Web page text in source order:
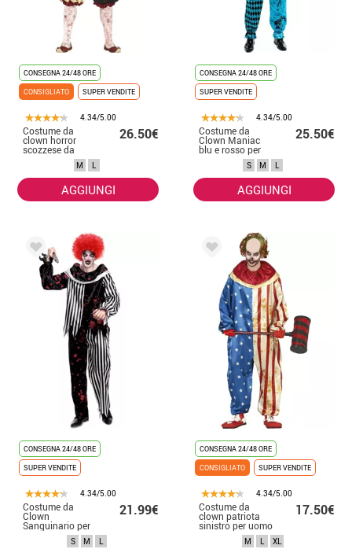
CONSEGNA 24/48 ORE
CONSIGLIATO
SUPER VENDITE
4.34/5.00
Costume da
clown horror
scozzese da
26.50€
M L
AGGIUNGI
CONSEGNA 24/48 ORE
SUPER VENDITE
4.34/5.00
Costume da
Clown Maniac
blu e rosso per
25.50€
S M L
AGGIUNGI
CONSEGNA 24/48 ORE
SUPER VENDITE
4.34/5.00
Costume da
Clown
Sanguinario per
uomo
21.99€
S M L
CONSEGNA 24/48 ORE
CONSIGLIATO
SUPER VENDITE
4.34/5.00
Costume da
clown patriota
sinistro per uomo
17.50€
M L XL